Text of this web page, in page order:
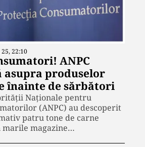
25, 22:10
ANPC
asupra produselor
înainte de sărbători
Naționale pentru
(ANPC) au descoperit
patru tone de carne
magazine…